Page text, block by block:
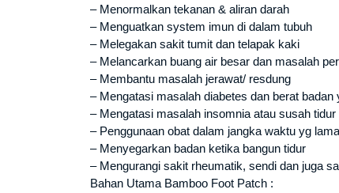
– Menormalkan tekanan & aliran darah
– Menguatkan system imun di dalam tubuh
– Melegakan sakit tumit dan telapak kaki
– Melancarkan buang air besar dan masalah
– Membantu masalah jerawat/ resdung
– Mengatasi masalah diabetes dan berat badan
– Mengatasi masalah insomnia atau susah tidur
– Penggunaan obat dalam jangka waktu yg lama
– Menyegarkan badan ketika bangun tidur
– Mengurangi sakit rheumatik, sendi dan juga
Bahan Utama Bamboo Foot Patch :